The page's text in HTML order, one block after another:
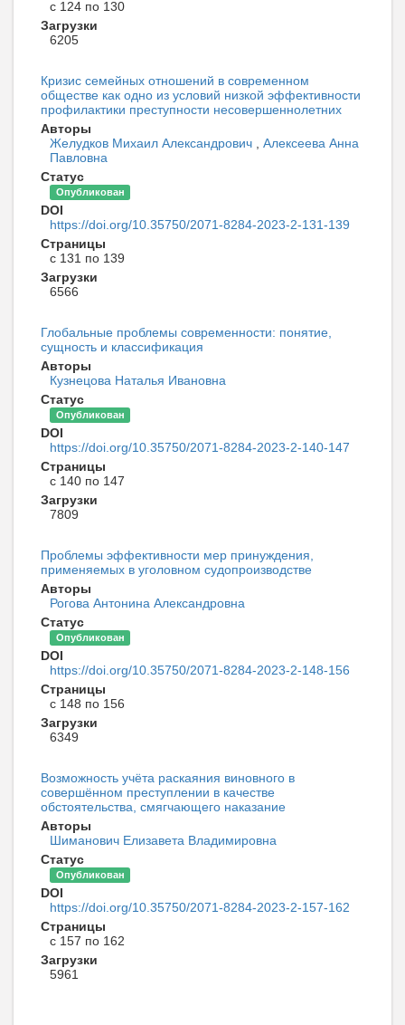
с 124 по 130
Загрузки
6205
Кризис семейных отношений в современном
обществе как одно из условий низкой эффективности
профилактики преступности несовершеннолетних
Авторы
Желудков Михаил Александрович
Алексеева Анна
Павловна
Статус
Опубликован
DOI
https://doi.org/10.35750/2071-8284-2023-2-131-139
Страницы
с 131 по 139
Загрузки
6566
Глобальные проблемы современности: понятие,
сущность и классификация
Авторы
Кузнецова Наталья Ивановна
Статус
Опубликован
DOI
https://doi.org/10.35750/2071-8284-2023-2-140-147
Страницы
с 140 по 147
Загрузки
7809
Проблемы эффективности мер принуждения,
применяемых в уголовном судопроизводстве
Авторы
Рогова Антонина Александровна
Статус
Опубликован
DOI
https://doi.org/10.35750/2071-8284-2023-2-148-156
Страницы
с 148 по 156
Загрузки
6349
Возможность учёта раскаяния виновного в
совершённом преступлении в качестве
обстоятельства, смягчающего наказание
Авторы
Шиманович Елизавета Владимировна
Статус
Опубликован
DOI
https://doi.org/10.35750/2071-8284-2023-2-157-162
Страницы
с 157 по 162
Загрузки
5961